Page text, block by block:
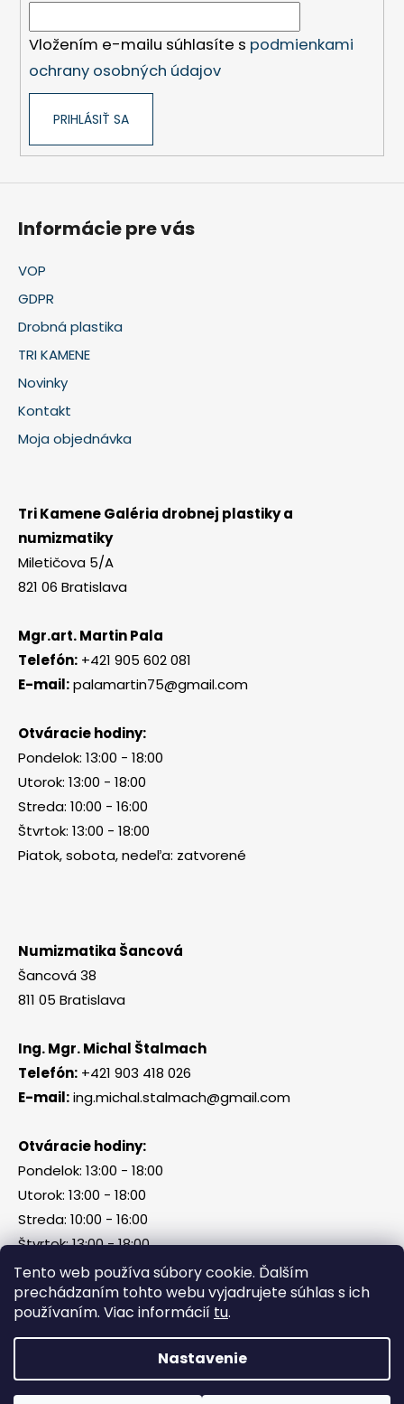
Tento web používa súbory cookie. Ďalším
prechádzaním tohto webu vyjadrujete súhlas s ich
používaním. Viac informácií tu.
Nastavenie
Vložením e-mailu súhlasíte s podmienkami
ochrany osobných údajov
PRIHLÁSIŤ SA
Informácie pre vás
VOP
GDPR
Drobná plastika
TRI KAMENE
Novinky
Kontakt
Moja objednávka
Tri Kamene Galéria drobnej plastiky a
numizmatiky
Miletičova 5/A
821 06 Bratislava
Mgr.art. Martin Pala
Telefón: +421 905 602 081
E-mail:palamartin75@gmail.com
Otváracie hodiny:
Pondelok: 13:00 - 18:00
Utorok: 13:00 - 18:00
Streda: 10:00 - 16:00
Štvrtok: 13:00 - 18:00
Piatok, sobota, nedeľa: zatvorené
Numizmatika Šancová
Šancová 38
811 05 Bratislava
Ing. Mgr. Michal Štalmach
Telefón: +421 903 418 026
E-mail:ing.michal.stalmach@gmail.com
Otváracie hodiny:
Pondelok: 13:00 - 18:00
Utorok: 13:00 - 18:00
Streda: 10:00 - 16:00
Štvrtok: 13:00 - 18:00
Piatok, sobota, nedeľa: zatvorené
Vytvoril Shoptet